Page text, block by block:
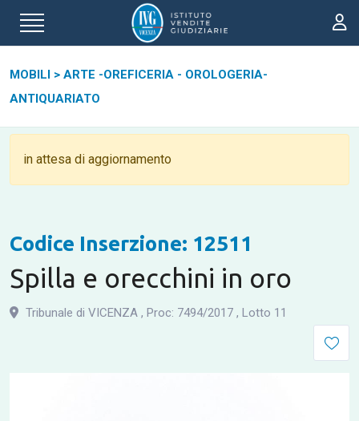
MOBILI > ARTE -OREFICERIA - OROLOGERIA-
ANTIQUARIATO
in attesa di aggiornamento
Codice Inserzione: 12511
Spilla e orecchini in oro
Tribunale di VICENZA , Proc: 7494/2017 , Lotto 11